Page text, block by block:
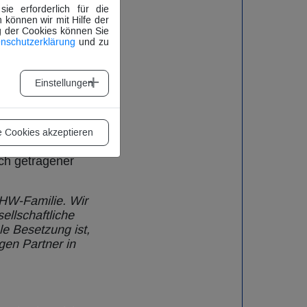
ihren
im
der Zukunft
bis zum
das
des THW
getragener
Familie. Wir
Besetzung ist,
Partner in
erforderlich für die
können wir mit Hilfe der
Cookies können Sie
und zu
Einstellungen
Cookies akzeptieren